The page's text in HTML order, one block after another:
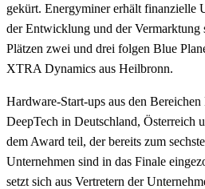
gekürt. Energyminer erhält finanzielle
der Entwicklung und der Vermarktung
Plätzen zwei und drei folgen Blue
XTRA Dynamics aus Heilbronn.
Hardware-Start-ups aus den
DeepTech in Deutschland, Österreich
dem Award teil, der bereits zum
Unternehmen sind in das Finale
setzt sich aus Vertretern der